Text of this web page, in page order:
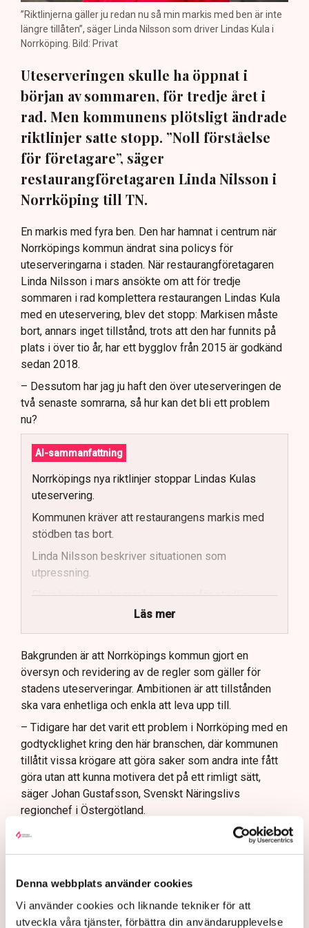
Denna webbplats använder cookies
Vi använder cookies och liknande tekniker för att
utveckla våra tjänster, förbättra din användarupplevelse
”Riktlinjerna gäller ju redan nu så min markis med ben är inte
längre tillåten”, säger Linda Nilsson som driver Lindas Kula i
Norrköping. Bild: Privat
Uteserveringen skulle ha öppnat i
början av sommaren, för tredje året i
rad. Men kommunens plötsligt ändrade
riktlinjer satte stopp. ”Noll förståelse
för företagare”, säger
restaurangföretagaren Linda Nilsson i
Norrköping till TN.
En markis med fyra ben. Den har hamnat i centrum när
Norrköpings kommun ändrat sina policys för
uteserveringarna i staden. När restaurangföretagaren
Linda Nilsson i mars ansökte om att för tredje
sommaren i rad komplettera restaurangen Lindas Kula
med en uteservering, blev det stopp: Markisen måste
bort, annars inget tillstånd, trots att den har funnits på
plats i över tio år, har ett bygglov från 2015 är godkänd
sedan 2018.
– Dessutom har jag ju haft den över uteserveringen de
två senaste somrarna, så hur kan det bli ett problem
nu?
AI-sammanfattning
Norrköpings nya riktlinjer stoppar Lindas Kulas
uteservering.
Kommunen kräver att restaurangens markis med
stödben tas bort.
Linda Nilsson beskriver situationen som
utpressning.
Flera krögare kritiserar kommunen för otydlig
Kommunen vill skapa enhetliga regler för
uteserveringar.
Lindas Kula ställer in uteserveringen för
sommaren.
Läs mer
Bakgrunden är att Norrköpings kommun gjort en
översyn och revidering av de regler som gäller för
stadens uteserveringar. Ambitionen är att tillstånden
ska vara enhetliga och enkla att leva upp till.
– Tidigare har det varit ett problem i Norrköping med en
godtycklighet kring den här branschen, där kommunen
tillåtit vissa krögare att göra saker som andra inte fått
göra utan att kunna motivera det på ett rimligt sätt,
säger Johan Gustafsson, Svenskt Näringslivs
regionchef i Östergötland.
Upprörda företagare
kallas allmän platsmark ändras till att bli så kallad
och kan bara upplåtas för annan verksamhet, till